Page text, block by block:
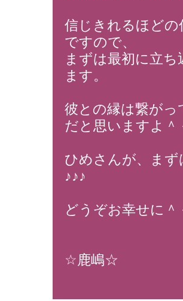
信じきれるほど
ですので、
まずは最初に立
ます。
彼との縁は繋が
だと思いますよ＾
ひめさんが、ま
♪♪♪
どうぞお幸せに＾
☆鹿嶋☆